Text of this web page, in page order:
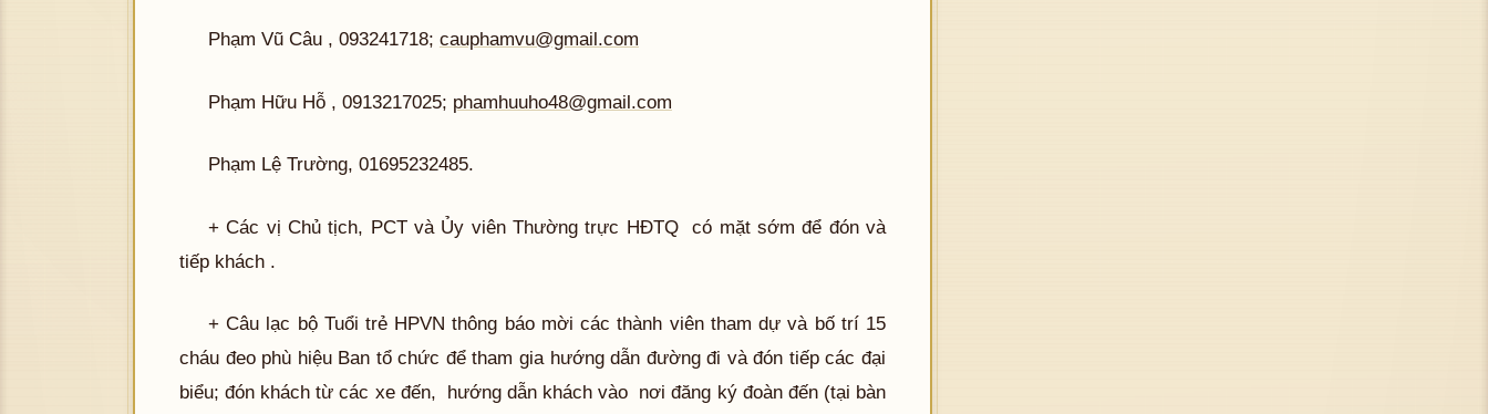
Phạm Vũ Câu , 093241718; cauphamvu@gmail.com
Phạm Hữu Hỗ , 0913217025; phamhuuho48@gmail.com
Phạm Lệ Trường, 01695232485.
+ Các vị Chủ tịch, PCT và Ủy viên Thường trực HĐTQ có mặt sớm để đón và
tiếp khách .
+ Câu lạc bộ Tuổi trẻ HPVN thông báo mời các thành viên tham dự và bố trí 15
cháu đeo phù hiệu Ban tổ chức để tham gia hướng dẫn đường đi và đón tiếp các đại
biểu; đón khách từ các xe đến, hướng dẫn khách vào nơi đăng ký đoàn đến (tại bàn